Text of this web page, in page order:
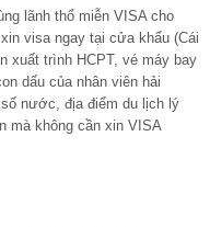
lãnh thổ miễn VISA cho
visa ngay tại cửa khẩu (Cái
xuất trình HCPT, vé máy bay
dấu của nhân viên hải
nước, địa điểm du lịch lý
mà không cần xin VISA